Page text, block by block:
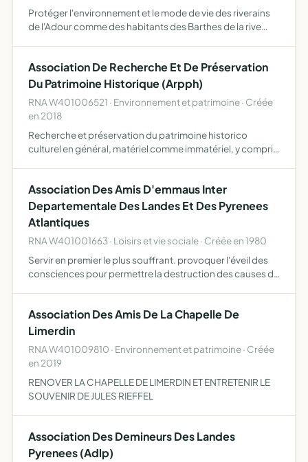
Protéger l'environnement et le mode de vie des riverains
de l'Adour comme des habitants des Barthes de la rive
Association De Recherche Et De Préservation
Du Patrimoine Historique (Arpph)
RNA W401006521 · Environnement et patrimoine · Créée
en 2018
Recherche et préservation du patrimoine historico
culturel en général, matériel comme immatériel, y compris
Association Des Amis D'emmaus Inter
Departementale Des Landes Et Des Pyrenees
Atlantiques
RNA W401001663 · Loisirs et vie sociale · Créée en 1980
Servir en premier le plus souffrant. provoquer l'éveil des
consciences pour permettre la destruction des causes de
Association Des Amis De La Chapelle De
Limerdin
RNA W401009810 · Environnement et patrimoine · Créée
en 2019
RENOVER LA CHAPELLE DE LIMERDIN ET ENTRETENIR LE
SOUVENIR DE JULES RIEFFEL
Association Des Demineurs Des Landes
Pyrenees (Adlp)